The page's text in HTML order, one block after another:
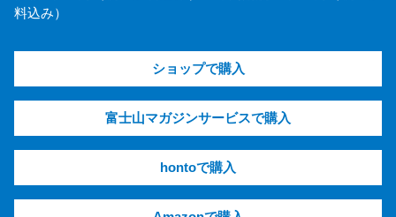
料込み）
ショップで購入
富士山マガジンサービスで購入
hontoで購入